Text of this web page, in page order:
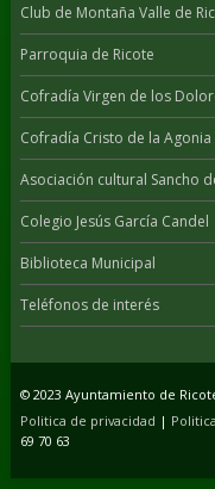
Club de Montaña Valle de
Parroquia de Ricote
Cofradía Virgen de los
Cofradía Cristo de la Agonia
Asociación cultural Sancho
Colegio Jesús García Candel
Biblioteca Municipal
Teléfonos de interés
© 2023 Ayuntamiento de
Politica de privacidad |
69 70 63